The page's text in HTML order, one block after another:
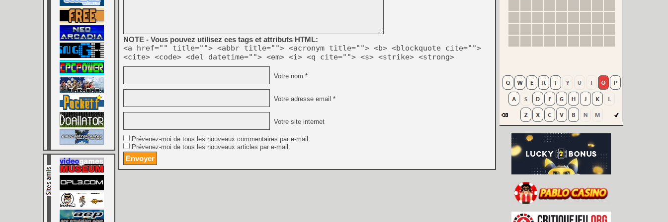
NOTE - Vous pouvez utilisez ces tags et attributs HTML:
<a href="" title=""> <abbr title=""> <acronym title=""> <b> <blockquote cite="">
<cite> <code> <del datetime=""> <em> <i> <q cite=""> <s> <strike> <strong>
Votre nom *
Votre adresse email *
Votre site internet
Prévenez-moi de tous les nouveaux commentaires par e-mail.
Prévenez-moi de tous les nouveaux articles par e-mail.